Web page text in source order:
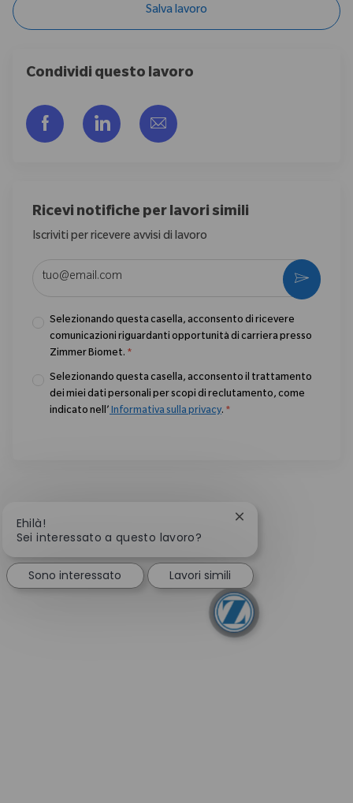
Salva lavoro
Condividi questo lavoro
Share via Facebook
Share via LinkedIn
Share via email
Ricevi notifiche per lavori simili
Iscriviti per ricevere avvisi di lavoro
Selezionando questa casella, acconsento di ricevere
comunicazioni riguardanti opportunità di carriera presso
Zimmer Biomet. *
Selezionando questa casella, acconsento il trattamento
dei miei dati personali per scopi di reclutamento, come
indicato nell’ Informativa sulla privacy. *
Activate
Ehilà!
Sei interessato a questo lavoro?
Chiudi la notifica
Sono interessato Lavori simili